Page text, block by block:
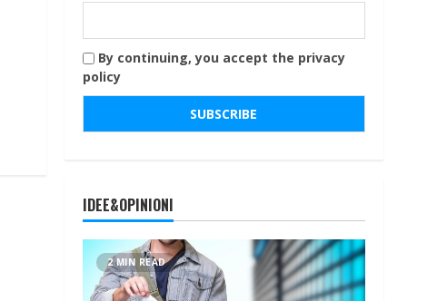
By continuing, you accept the privacy
policy
IDEE&OPINIONI
2 MIN READ